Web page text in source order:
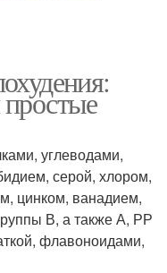
углеводами,
серой, хлором,
цинком, ванадием,
В, а также А, РР
флавоноидами,